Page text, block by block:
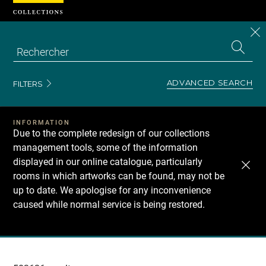
FILTERS ADVANCED SEARCH
INFORMATION
Due to the complete redesign of our collections
management tools, some of the information
displayed in our online catalogue, particularly
rooms in which artworks can be found, may not be
up to date. We apologise for any inconvenience
caused while normal service is being restored.
Recherche
Cookies management panel